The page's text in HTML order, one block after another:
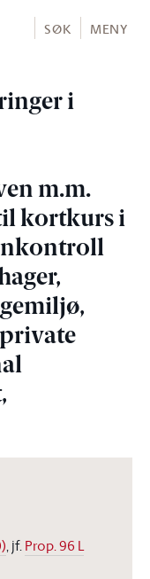
SØK MENY
i
m.m.
kortkurs i
, jf.Prop. 96 L